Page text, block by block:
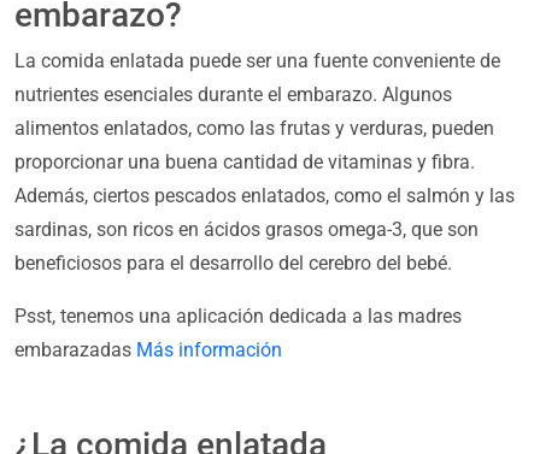
embarazo?
La comida enlatada puede ser una fuente conveniente de
nutrientes esenciales durante el embarazo. Algunos
alimentos enlatados, como las frutas y verduras, pueden
proporcionar una buena cantidad de vitaminas y fibra.
Además, ciertos pescados enlatados, como el salmón y las
sardinas, son ricos en ácidos grasos omega-3, que son
beneficiosos para el desarrollo del cerebro del bebé.
Psst, tenemos una aplicación dedicada a las madres
embarazadas Más información
¿La comida enlatada